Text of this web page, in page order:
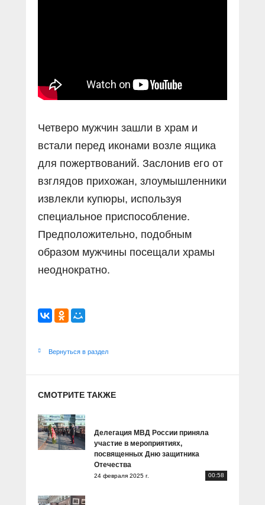
Четверо мужчин зашли в храм и
встали перед иконами возле ящика
для пожертвований. Заслонив его от
взглядов прихожан, злоумышленники
извлекли купюры, используя
специальное приспособление.
Предположительно, подобным
образом мужчины посещали храмы
неоднократно.
Вернуться в раздел
СМОТРИТЕ ТАКЖЕ
Делегация МВД России приняла
участие в мероприятиях,
посвященных Дню защитника
Отечества
24 февраля 2025 г. 00:58